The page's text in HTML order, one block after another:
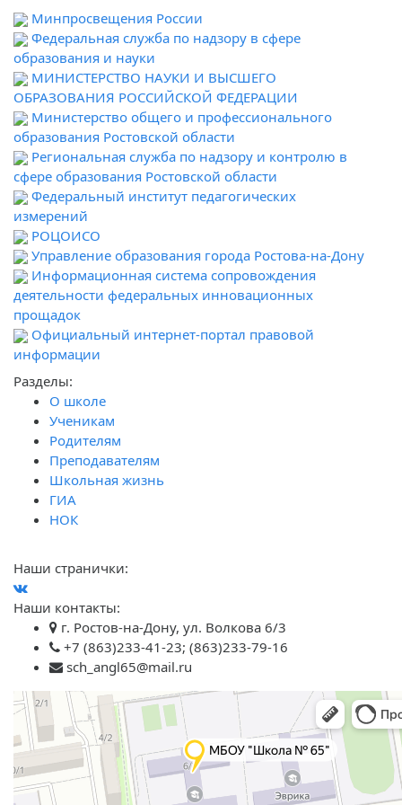
Минпросвещения России
Федеральная служба по надзору в сфере
образования и науки
МИНИСТЕРСТВО НАУКИ И ВЫСШЕГО
ОБРАЗОВАНИЯ РОССИЙСКОЙ ФЕДЕРАЦИИ
Министерство общего и профессионального
образования Ростовской области
Региональная служба по надзору и контролю в
сфере образования Ростовской области
Федеральный институт педагогических
измерений
РОЦОИСО
Управление образования города Ростова-на-Дону
Информационная система сопровождения
деятельности федеральных инновационных
прощадок
Официальный интернет-портал правовой
информации
Разделы:
О школе
Ученикам
Родителям
Преподавателям
Школьная жизнь
ГИА
НОК
Наши странички:
Наши контакты:
г. Ростов-на-Дону, ул. Волкова 6/3
+7 (863)233-41-23; (863)233-79-16
sch_angl65@mail.ru